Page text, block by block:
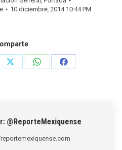
10 diciembre, 2014 10:44 PM
Share
Share
Share
@ReporteMexiquense